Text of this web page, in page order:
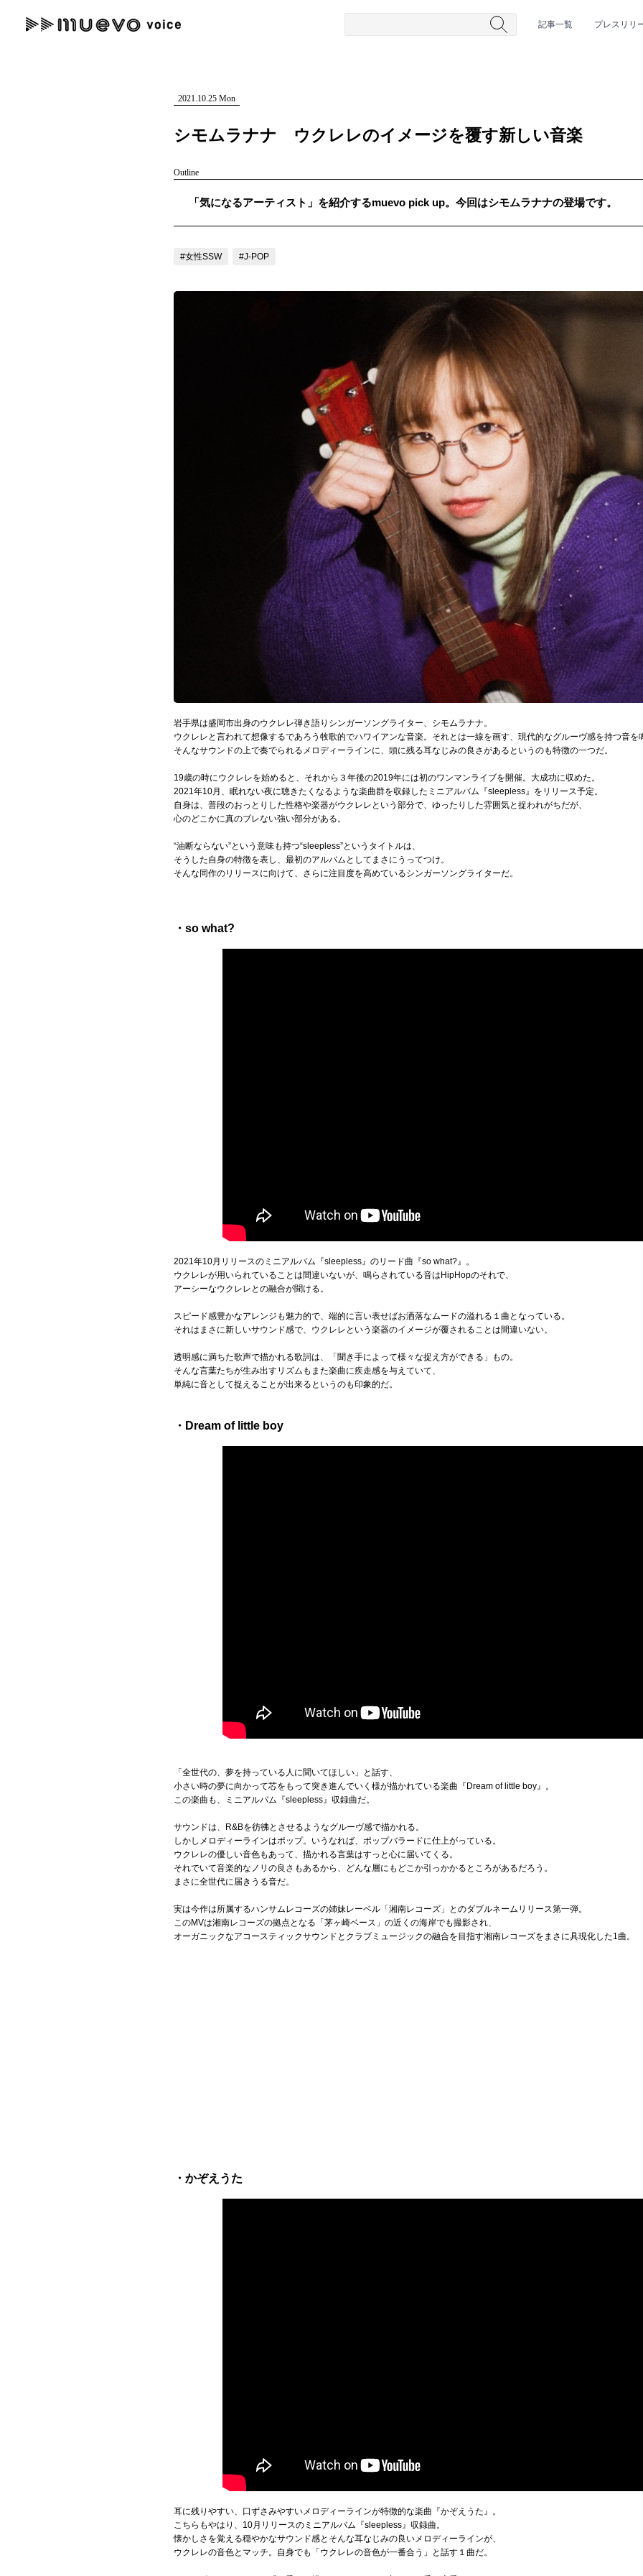
記事一覧 プレスリリ
#女性SSW #ロック #男性シンガー #HR/HM #女性シンガー #ヒップホップ #男性シンガーグルー
"読者の声を形にする”音楽特化メディア
2021.10.25 Mon
シモムラナナ ウクレレのイメージを覆す新しい音楽
Outline
「気になるアーティスト」を紹介するmuevo pick up。今回はシモムラナナの登場です。
#女性SSW #J-POP
岩手県は盛岡市出身のウクレレ弾き語りシンガーソングライター、シモムラナナ。
ウクレレと言われて想像するであろう牧歌的でハワイアンな音楽。それとは一線を画す、現代的なグルーヴ感を持つ音を
そんなサウンドの上で奏でられるメロディーラインに、頭に残る耳なじみの良さがあるというのも特徴の一つだ。
19歳の時にウクレレを始めると、それから３年後の2019年には初のワンマンライブを開催。大成功に収めた。
2021年10月、眠れない夜に聴きたくなるような楽曲群を収録したミニアルバム『sleepless』をリリース予定。
自身は、普段のおっとりした性格や楽器がウクレレという部分で、ゆったりした雰囲気と捉われがちだが、
心のどこかに真のブレない強い部分がある。
“油断ならない”という意味も持つ“sleepless”というタイトルは、
そうした自身の特徴を表し、最初のアルバムとしてまさにうってつけ。
そんな同作のリリースに向けて、さらに注目度を高めているシンガーソングライターだ。
・so what?
2021年10月リリースのミニアルバム『sleepless』のリード曲『so what?』。
ウクレレが用いられていることは間違いないが、鳴らされている音はHipHopのそれで、
アーシーなウクレレとの融合が聞ける。
スピード感豊かなアレンジも魅力的で、端的に言い表せばお洒落なムードの溢れる１曲となっている。
それはまさに新しいサウンド感で、ウクレレという楽器のイメージが覆されることは間違いない。
透明感に満ちた歌声で描かれる歌詞は、「聞き手によって様々な捉え方ができる」もの。
そんな言葉たちが生み出すリズムもまた楽曲に疾走感を与えていて、
単純に音として捉えることが出来るというのも印象的だ。
・Dream of little boy
「全世代の、夢を持っている人に聞いてほしい」と話す、
小さい時の夢に向かって芯をもって突き進んでいく様が描かれている楽曲『Dream of little boy』。
この楽曲も、ミニアルバム『sleepless』収録曲だ。
サウンドは、R&Bを彷彿とさせるようなグルーヴ感で描かれる。
しかしメロディーラインはポップ。いうなれば、ポップバラードに仕上がっている。
ウクレレの優しい音色もあって、描かれる言葉はすっと心に届いてくる。
それでいて音楽的なノリの良さもあるから、どんな層にもどこか引っかかるところがあるだろう。
まさに全世代に届きうる音だ。
実は今作は所属するハンサムレコーズの姉妹レーベル「湘南レコーズ」とのダブルネームリリース第一弾。
このMVは湘南レコーズの拠点となる「茅ヶ崎ベース」の近くの海岸でも撮影され、
オーガニックなアコースティックサウンドとクラブミュージックの融合を目指す湘南レコーズをまさに具現化した1曲。
・かぞえうた
耳に残りやすい、口ずさみやすいメロディーラインが特徴的な楽曲『かぞえうた』。
こちらもやはり、10月リリースのミニアルバム『sleepless』収録曲。
懐かしさを覚える穏やかなサウンド感とそんな耳なじみの良いメロディーラインが、
ウクレレの音色とマッチ。自身でも「ウクレレの音色が一番合う」と話す１曲だ。